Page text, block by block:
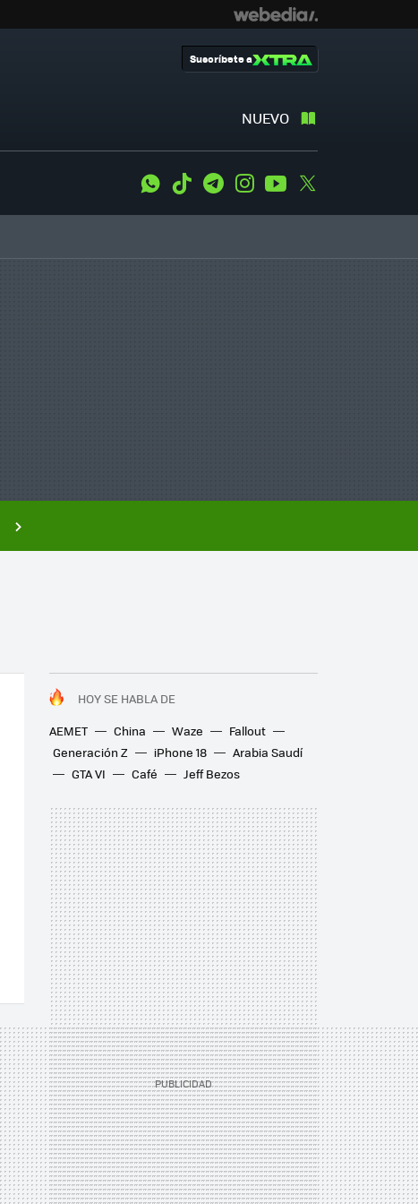
NUEVO
Suscríbete a
WhatsApp
Tiktok TelegramInstagramYoutube
HOY SE HABLA DE
AEMET
China Waze
Fallout
Generación Z
iPhone 18
Arabia Saudí
GTA VI
Café Jeff Bezos